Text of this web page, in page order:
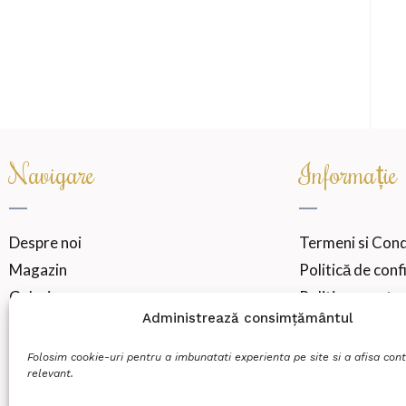
Administrează consimțământul
Folosim cookie-uri pentru a imbunatati experienta pe site si a afisa
relevant.
Navigare
Despre noi
Magazin
Galerie
Informație
Termeni si
Politică de
Politica
ANPC-
SOL-